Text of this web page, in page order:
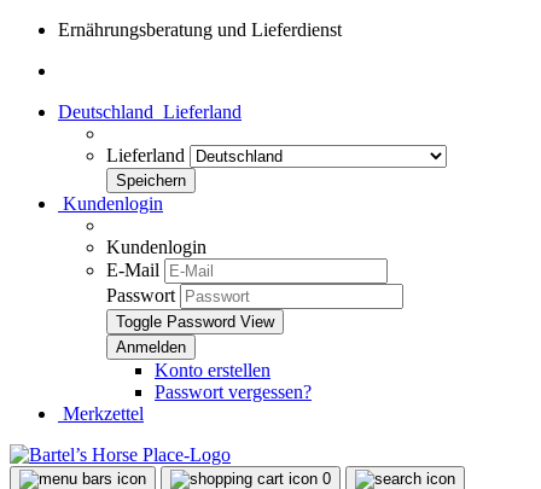
Ernährungsberatung und Lieferdienst
Deutschland Lieferland
Lieferland
Kundenlogin
Kundenlogin
E-Mail
Passwort
Toggle Password View
Konto erstellen
Passwort vergessen?
Merkzettel
0